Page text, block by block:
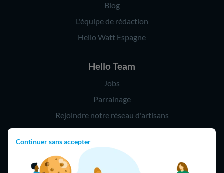
Continuer sans accepter
Blog
L'équipe de rédaction
Hello Watt Espagne
Hello Team
Jobs
Parrainage
Rejoindre notre réseau d'artisans
Hello !
09 75 18 60 60
(8h-21h)